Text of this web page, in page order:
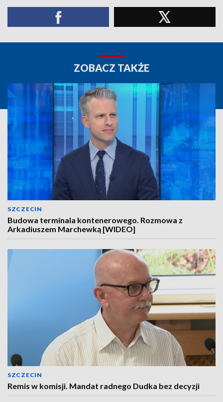
ZOBACZ TAKŻE
SZCZECIN
Budowa terminala kontenerowego. Rozmowa z
Arkadiuszem Marchewką [WIDEO]
SZCZECIN
Remis w komisji. Mandat radnego Dudka bez decyzji